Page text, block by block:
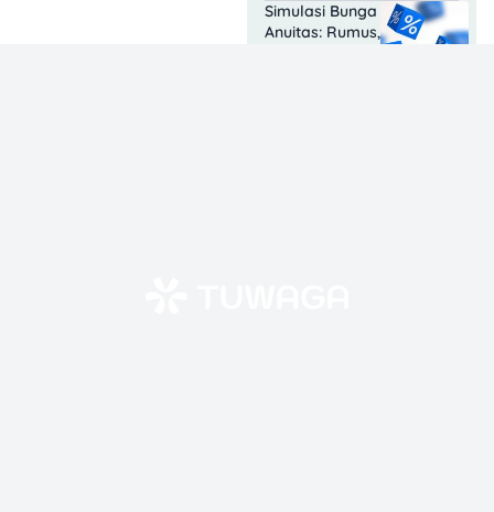
Simulasi Bunga
Anuitas: Rumus,